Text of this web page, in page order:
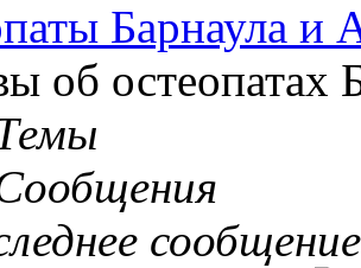
Барнаула и
об остеопатах
сообщение